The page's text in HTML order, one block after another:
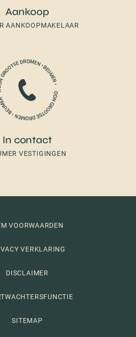
Aankoop
AANKOOPMAKELAAR
In contact
VESTIGINGEN
VOORWAARDEN
VERKLARING
DISCLAIMER
SITEMAP